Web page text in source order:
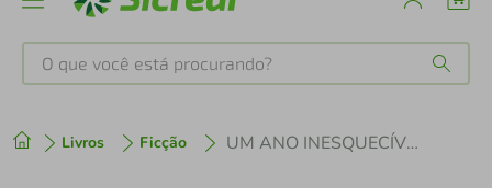
O que você está procurando?
Livros Ficção UM ANO INESQUECÍVEL